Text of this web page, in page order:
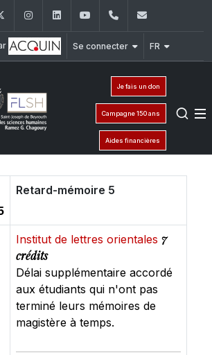
Twitter InstagramLinkedInYouTube+961 (1) 421 000
Se connecter FR
Je fais un don
Campagne 150 ans
Aides financières
Retard-mémoire 5
Institut de lettres orientales 7
crédits
Délai supplémentaire accordé
aux étudiants qui n'ont pas
terminé leurs mémoires de
magistère à temps.